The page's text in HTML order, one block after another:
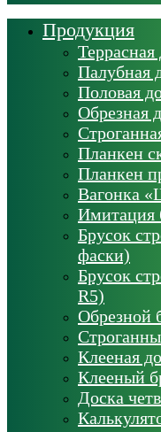
Продукция
Террасная
Палубная
Половая
Обрезная
Планкен
Планкен
Вагонка
Имитация
Брусок
фаски)
Брусок
R5)
Обрезной
Клееная
Клееный
Доска